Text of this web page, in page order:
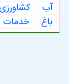
آب كشاورزی
باغ
خدمات